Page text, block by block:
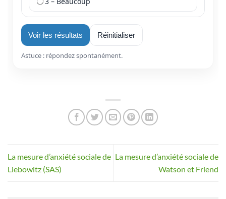
La mesure d’anxiété sociale de
Liebowitz (SAS)
La mesure d’anxiété sociale de
Watson et Friend